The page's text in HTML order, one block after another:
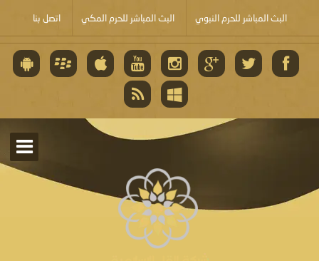
البث المباشر للحرم النبوي البث المباشر للحرم المكي اتصل بنا